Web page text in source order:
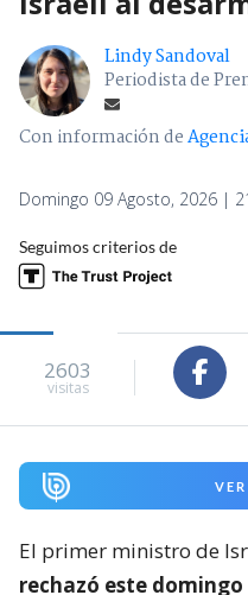
Lindy Sandoval
Periodista de
Con información de
Domingo 09 Agosto, 2026 |
Seguimos criterios de
2603
visitas
El primer ministro de
rechazó este